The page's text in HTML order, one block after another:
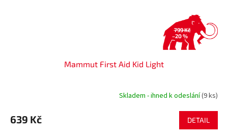
799 Kč
–20 %
Mammut First Aid Kid Light
Skladem - ihned k odeslání(9 ks)
639 Kč DETAIL